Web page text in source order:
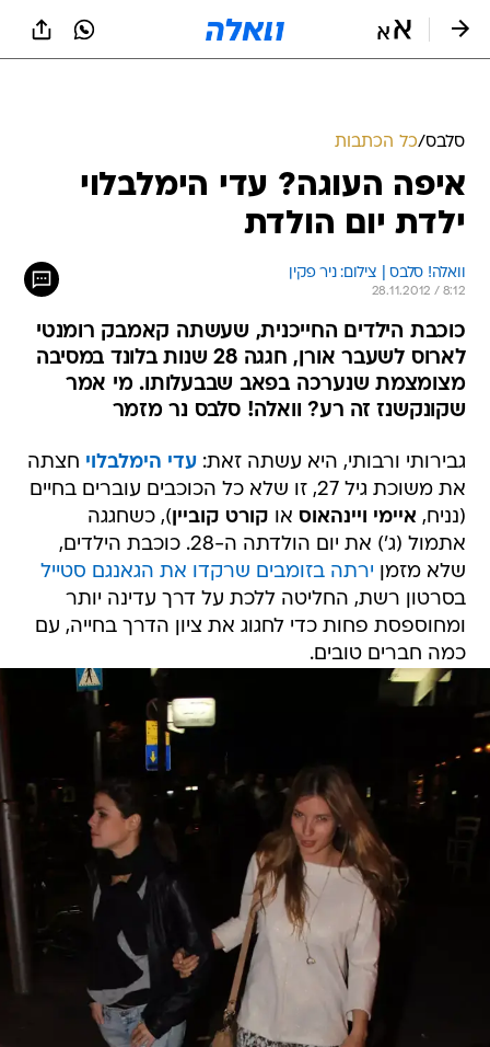
סלבס/כל הכתבות
איפה העוגה? עדי הימלבלוי
ילדת יום הולדת
וואלה! סלבס | צילום: ניר פקין
28.11.2012 / 8:12
כוכבת הילדים החייכנית, שעשתה קאמבק רומנטי
לארוס לשעבר אורן, חגגה 28 שנות בלונד במסיבה
מצומצמת שנערכה בפאב שבבעלותו. מי אמר
שקונקשנז זה רע? וואלה! סלבס נר מזמר
גבירותי ורבותי, היא עשתה זאת:עדי הימלבלוי חצתה
את משוכת גיל 27, זו שלא כל הכוכבים עוברים בחיים
(נניח, איימי ויינהאוס או קורט קוביין), כשחגגה
אתמול (ג') את יום הולדתה ה-28. כוכבת הילדים,
שלא מזמן ירתה בזומבים שרקדו את הגאנגם סטייל
בסרטון רשת, החליטה ללכת על דרך עדינה יותר
ומחוספסת פחות כדי לחגוג את ציון הדרך בחייה, עם
כמה חברים טובים.